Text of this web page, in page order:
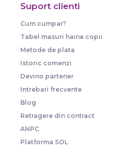
Suport clienti
Cum cumpar?
Tabel masuri haine copii
Metode de plata
Istoric comenzi
Devino partener
Intrebari frecvente
Blog
Retragere din contract
ANPC
Platforma SOL